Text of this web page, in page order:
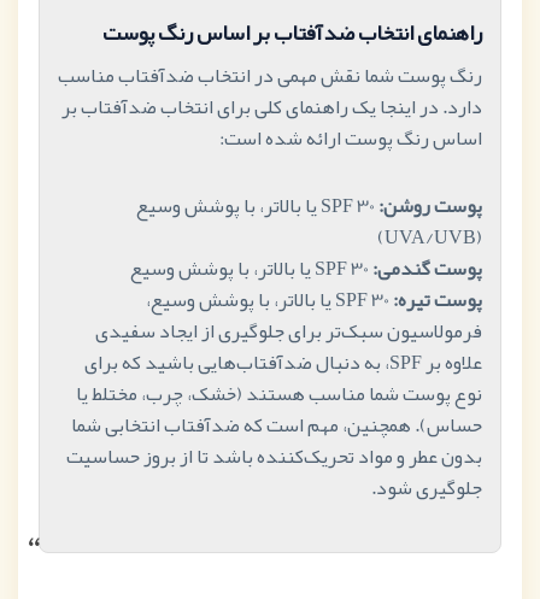
راهنمای انتخاب ضدآفتاب بر اساس رنگ پوست
رنگ پوست شما نقش مهمی در انتخاب ضدآفتاب مناسب
دارد. در اینجا یک راهنمای کلی برای انتخاب ضدآفتاب بر
اساس رنگ پوست ارائه شده است:
پوست روشن:
SPF 30 یا بالاتر، با پوشش وسیع
(UVA/UVB)
پوست گندمی:
پوست تیره:
SPF 30 یا بالاتر، با پوشش وسیع،
فرمولاسیون سبک‌تر برای جلوگیری از ایجاد سفیدی
علاوه بر SPF، به دنبال ضدآفتاب‌هایی باشید که برای
نوع پوست شما مناسب هستند (خشک، چرب، مختلط یا
حساس). همچنین، مهم است که ضدآفتاب انتخابی شما
بدون عطر و مواد تحریک‌کننده باشد تا از بروز حساسیت
جلوگیری شود.
“